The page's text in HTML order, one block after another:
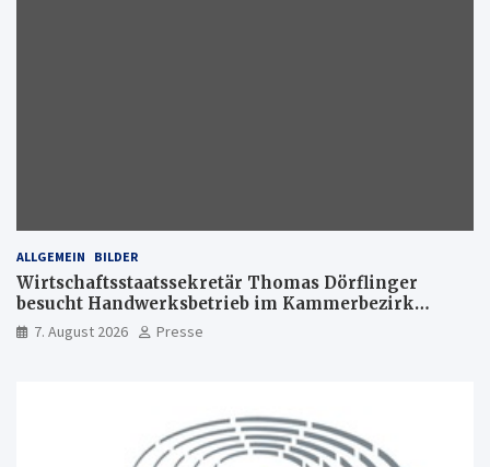
ALLGEMEIN BILDER
Wirtschaftsstaatssekretär Thomas Dörflinger
besucht Handwerksbetrieb im Kammerbezirk
Freiburg
7. August 2026 Presse